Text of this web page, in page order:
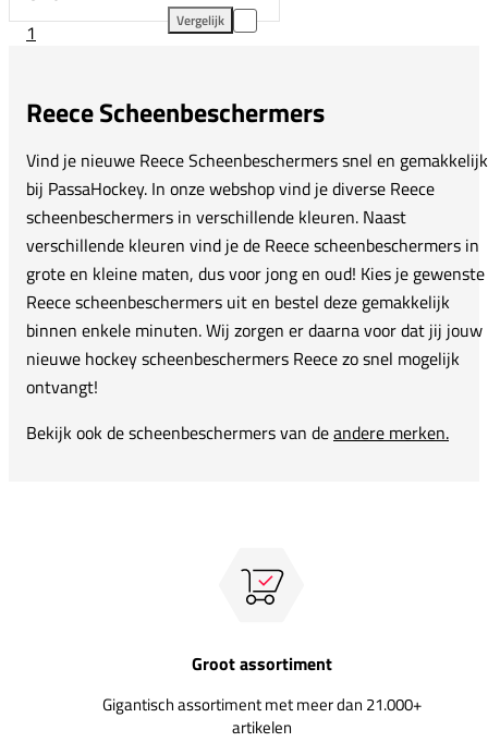
Vergelijk
1
Reece Scheenbeschermers
Vind je nieuwe Reece Scheenbeschermers snel en gemakkelijk
bij PassaHockey. In onze webshop vind je diverse Reece
scheenbeschermers in verschillende kleuren. Naast
verschillende kleuren vind je de Reece scheenbeschermers in
grote en kleine maten, dus voor jong en oud! Kies je gewenste
Reece scheenbeschermers uit en bestel deze gemakkelijk
binnen enkele minuten. Wij zorgen er daarna voor dat jij jouw
nieuwe hockey scheenbeschermers Reece zo snel mogelijk
ontvangt!
Bekijk ook de scheenbeschermers van deandere merken.
Groot assortiment
Gigantisch assortiment met meer dan 21.000+
artikelen